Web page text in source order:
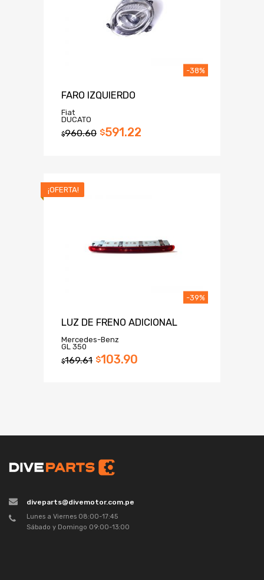
FARO IZQUIERDO
Fiat
DUCATO
$960.60 $591.22
-38%
¡OFERTA!
LUZ DE FRENO ADICIONAL
Mercedes-Benz
GL 350
$169.61 $103.90
-39%
diveparts@divemotor.com.pe
Lunes a Viernes 08:00-17:45
Sábado y Domingo 09:00-13:00